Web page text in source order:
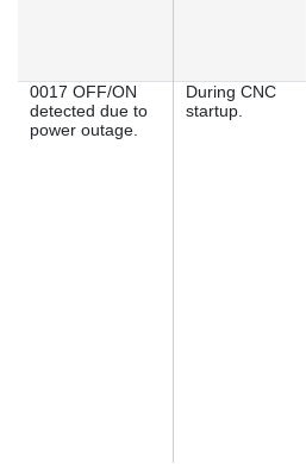
0017 OFF/ON
detected due to
power outage.
During CNC
startup.